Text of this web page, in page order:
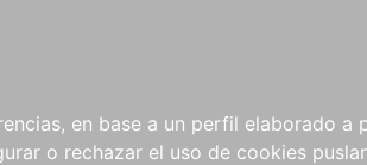
en base a un perfil elaborado a
o rechazar el uso de cookies
NOVEDADES NOTICIAS
COMPRAS